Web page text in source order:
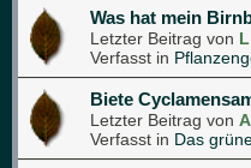
Was hat mein
Letzter Beitrag von
Verfasst in
Biete
Letzter Beitrag von
Verfasst in Das